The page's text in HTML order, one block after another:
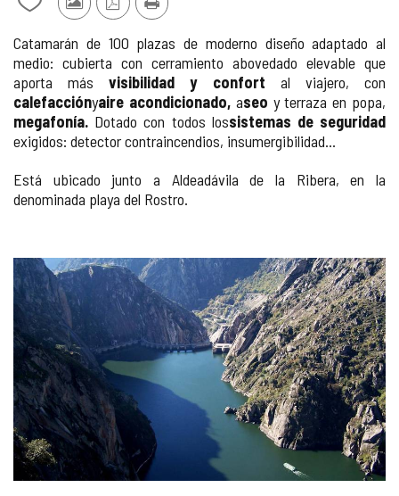
Añadir/quitar
mis
cuadernos
Fotos
otros
turistas
VersiónImprimir
Catamarán de 100 plazas de moderno diseño adaptado al
medio: cubierta con cerramiento abovedado elevable que
aporta másvisibilidad y confort al viajero, con
calefacciónyaire acondicionado, aseo y terraza en popa,
megafonía. Dotado con todos lossistemas de seguridad
exigidos: detector contraincendios, insumergibilidad...
Está ubicado junto a Aldeadávila de la Ribera, en la
denominada playa del Rostro.
GALERÍA
DE
IMÁGENES